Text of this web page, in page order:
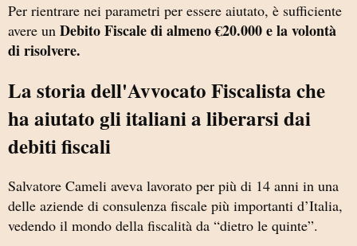
Per rientrare nei parametri per essere aiutato, è sufficiente
avere un Debito Fiscale di almeno €20.000 e la volontà
di risolvere.
La storia dell'Avvocato Fiscalista che
ha aiutato gli italiani a liberarsi dai
debiti fiscali
Salvatore Cameli aveva lavorato per più di 14 anni in una
delle aziende di consulenza fiscale più importanti d’Italia,
vedendo il mondo della fiscalità da “dietro le quinte”.